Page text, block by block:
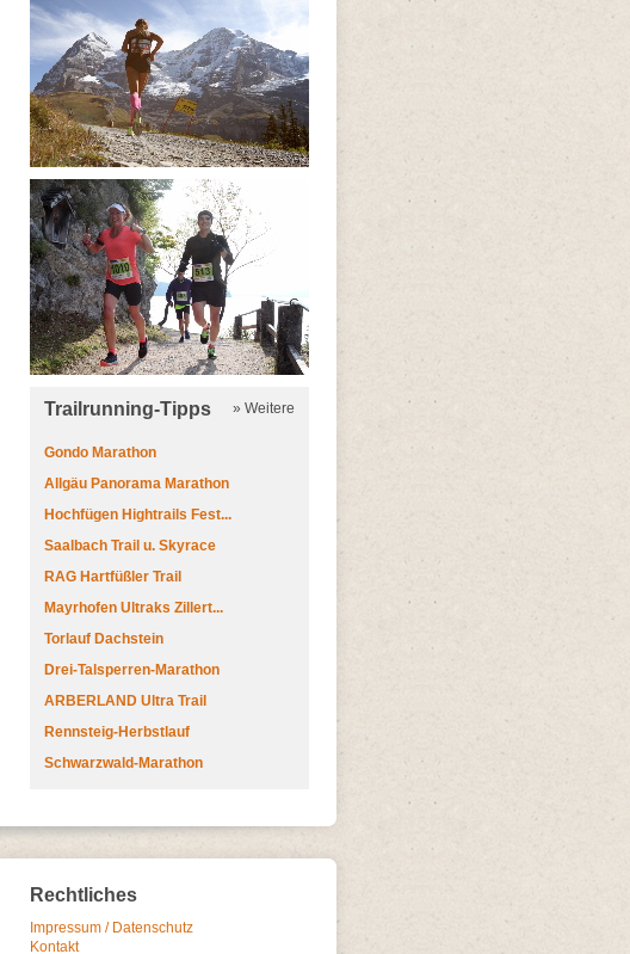
Trailrunning-Tipps » Weitere
Gondo Marathon
Allgäu Panorama Marathon
Hochfügen Hightrails Fest...
Saalbach Trail u. Skyrace
RAG Hartfüßler Trail
Mayrhofen Ultraks Zillert...
Torlauf Dachstein
Drei-Talsperren-Marathon
ARBERLAND Ultra Trail
Rennsteig-Herbstlauf
Schwarzwald-Marathon
Rechtliches
Impressum / Datenschutz
Kontakt